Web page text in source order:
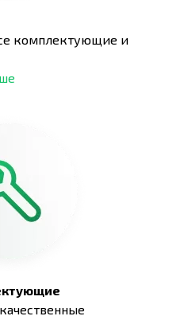
комплектующие и